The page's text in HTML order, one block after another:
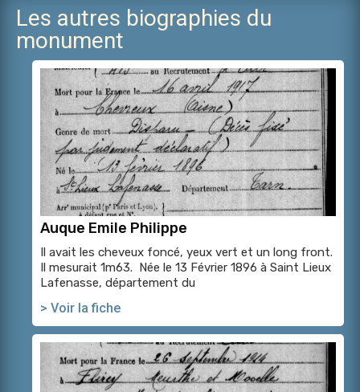
Les autres biographies du
monument
Auque Emile Philippe
Il avait les cheveux foncé, yeux vert et un long front.
Il mesurait 1m63. Née le 13 Février 1896 à Saint Lieux
Lafenasse, département du
> Voir la fiche